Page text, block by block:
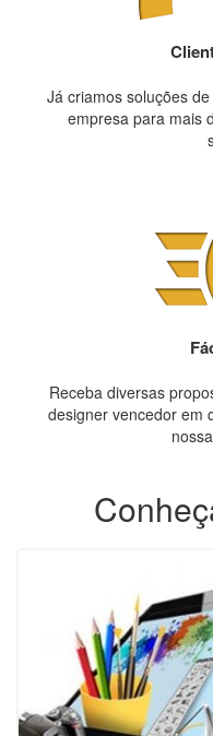
Já criamos soluções
empresa para mais
Receba diversas
designer vencedor em